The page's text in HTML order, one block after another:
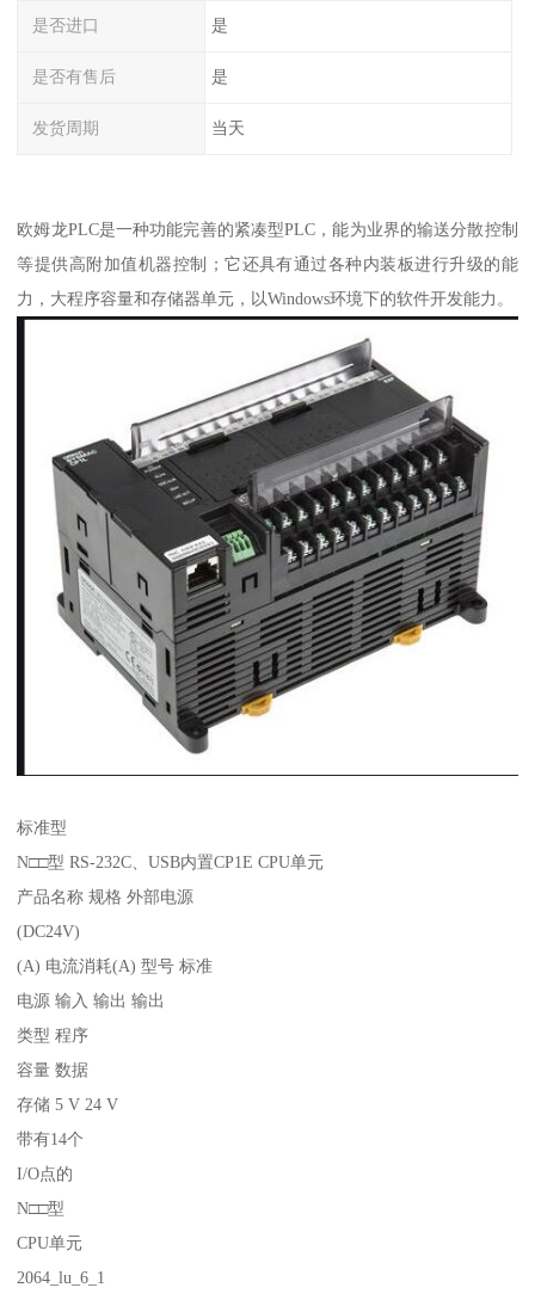
是否进口 是
是否有售后 是
发货周期 当天
欧姆龙PLC是一种功能完善的紧凑型PLC，能为业界的输送分散控制
等提供高附加值机器控制；它还具有通过各种内装板进行升级的能
力，大程序容量和存储器单元，以Windows环境下的软件开发能力。
标准型
N□□型 RS-232C、USB内置CP1E CPU单元
产品名称 规格 外部电源
(DC24V)
(A) 电流消耗(A) 型号 标准
电源 输入 输出 输出
类型 程序
容量 数据
存储 5 V 24 V
带有14个
I/O点的
N□□型
CPU单元
2064_lu_6_1